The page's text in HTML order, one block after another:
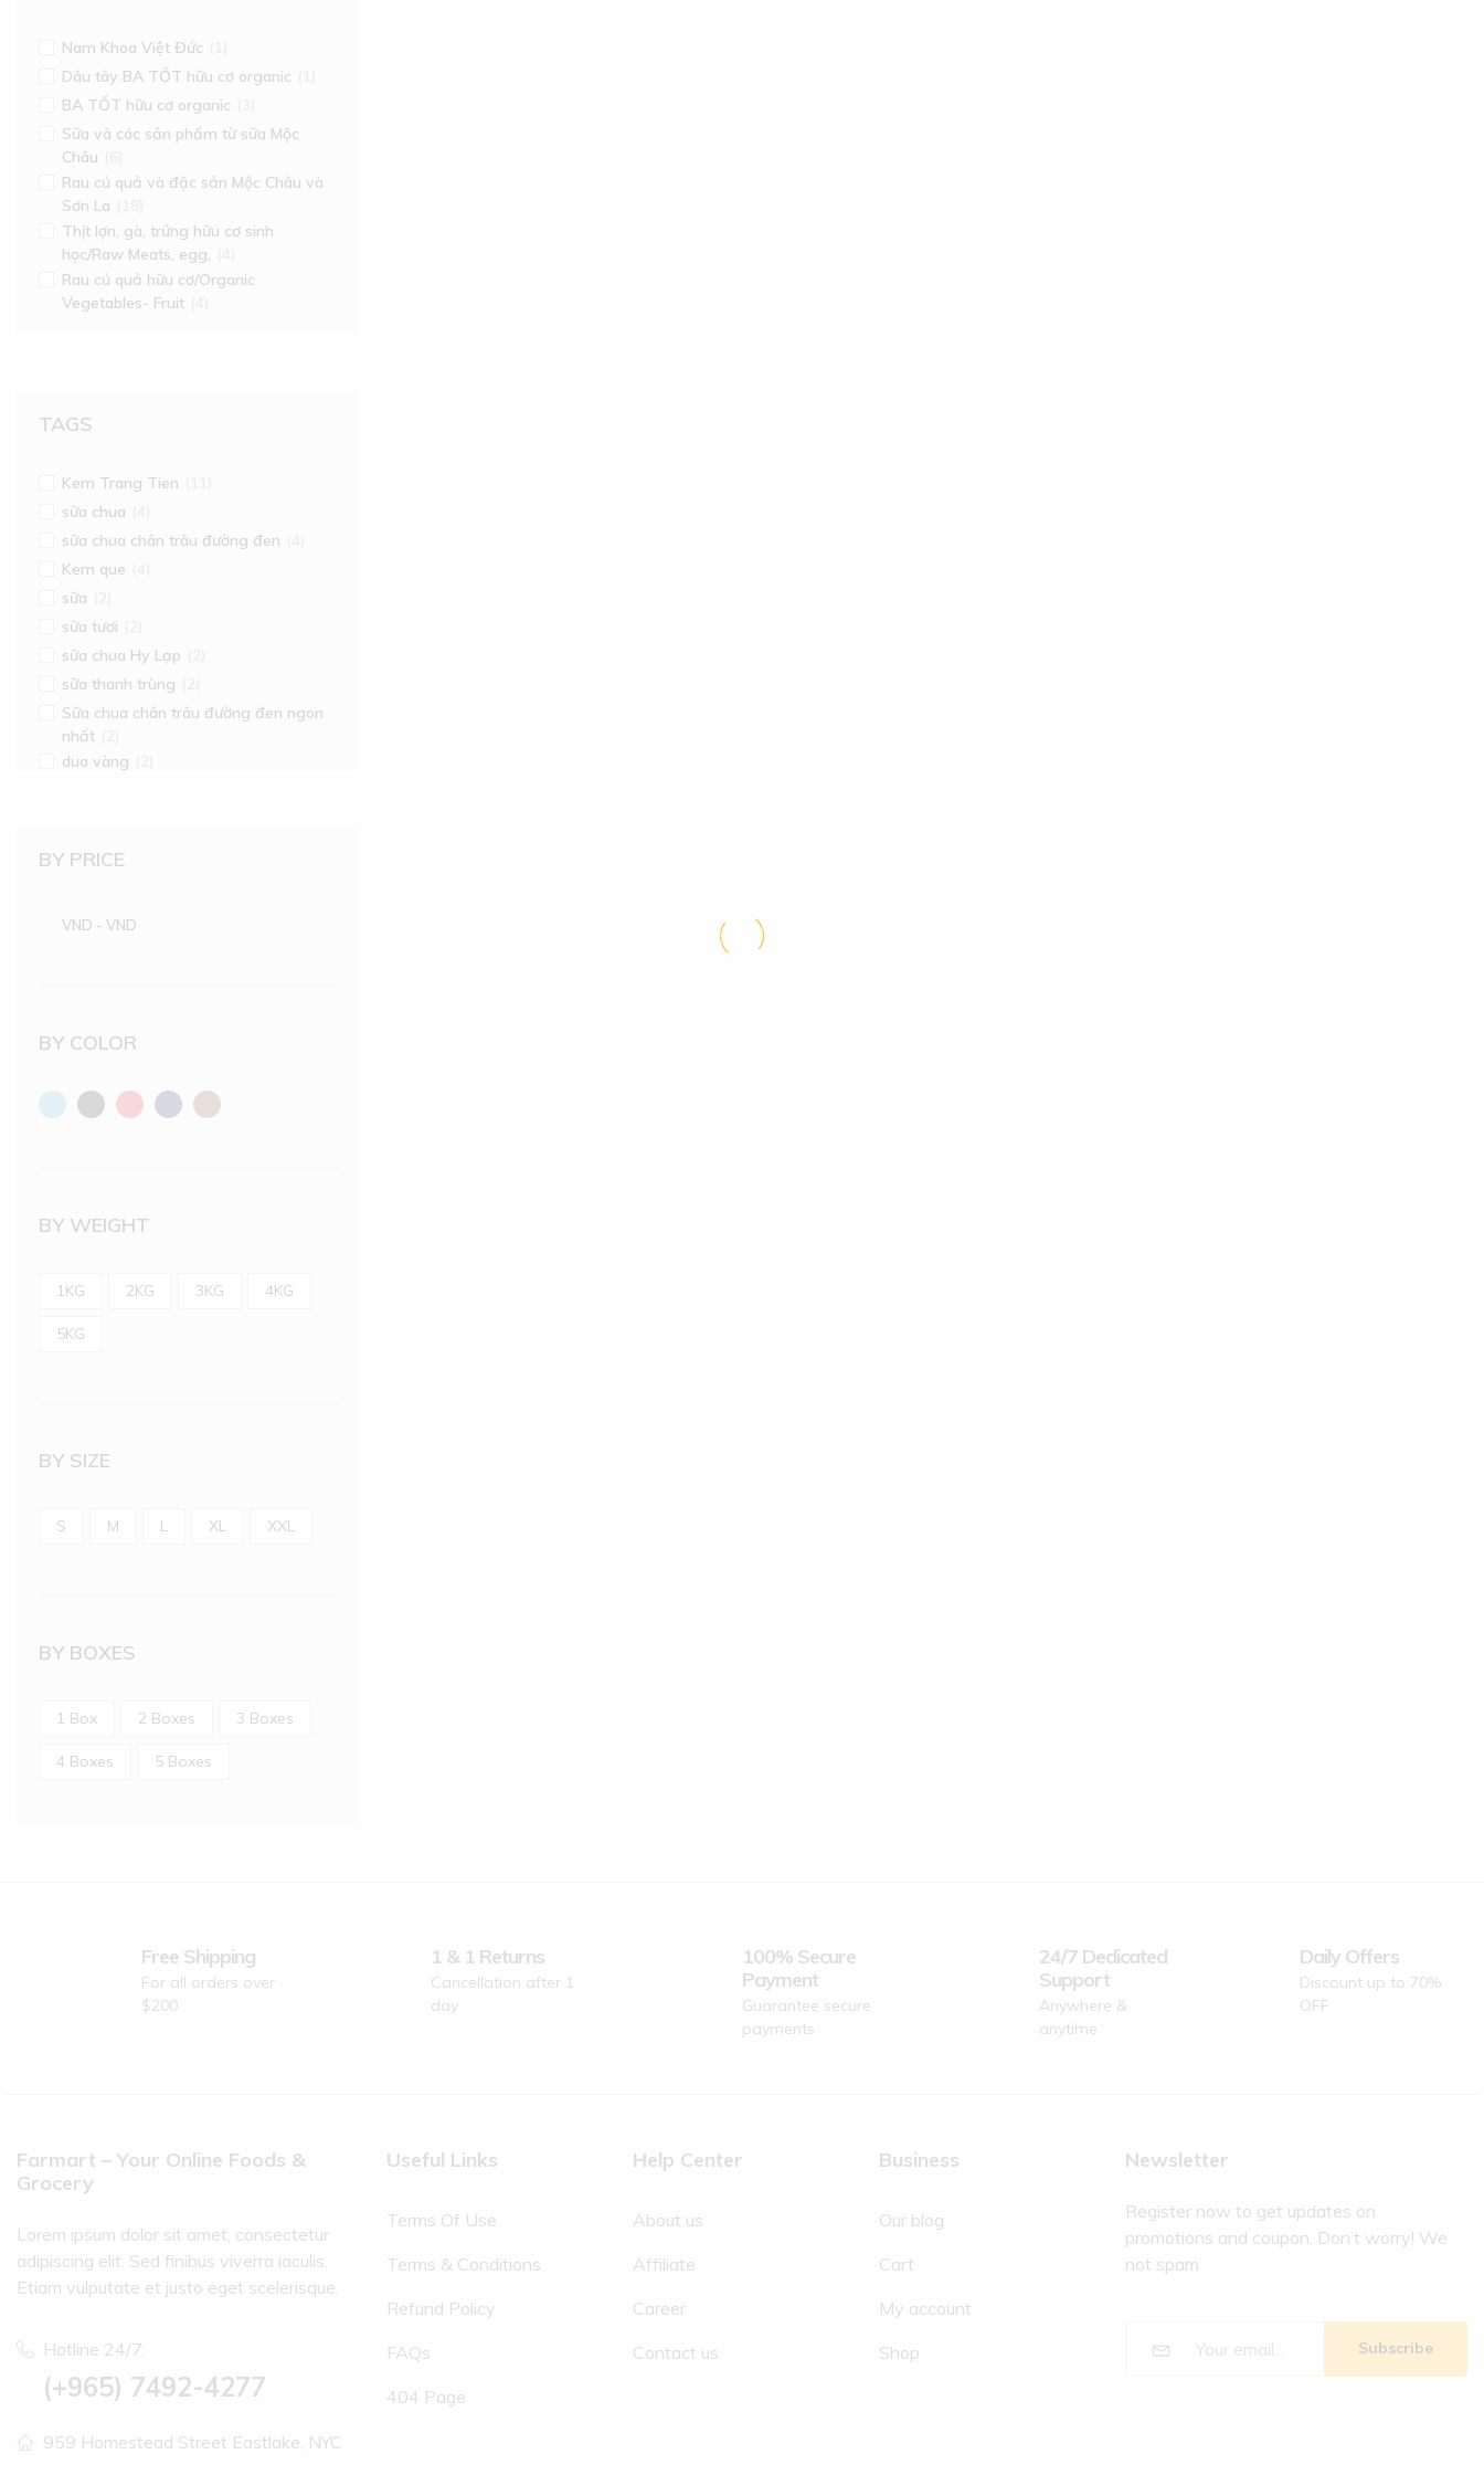
Nam Khoa Việt Đức
Dâu tây BA TỐT hữu cơ organic
BA TỐT hữu cơ organic
Sữa và các sản phẩm từ sữa Mộc
Châu
Rau củ quả và đặc sản Mộc Châu và
Sơn La
Thịt lợn, gà, trứng hữu cơ sinh
học/Raw Meats, egg,
Rau củ quả hữu cơ/Organic
Vegetables- Fruit
TAGS
Kem Trang Tien
sữa chua
sữa chua chân trâu đường đen
Kem que
sữa
sữa tươi
sữa chua Hy Lạp
sữa thanh trùng
Sữa chua chân trâu đường đen ngon
nhất
dua vàng
BY PRICE
VND - VND
BY COLOR
BY WEIGHT
1KG 2KG 3KG 4KG
5KG
BY SIZE
S M L XL XXL
BY BOXES
1 Box 2 Boxes 3 Boxes
4 Boxes 5 Boxes
Free Shipping
For all orders over
$200
1 & 1 Returns
Cancellation after 1
day
100% Secure
Payment
Guarantee secure
payments
24/7 Dedicated
Support
Anywhere &
anytime
Daily Offers
Discount up to 70%
OFF
Farmart – Your Online Foods &
Grocery
Lorem ipsum dolor sit amet, consectetur
adipiscing elit. Sed finibus viverra iaculis.
Etiam vulputate et justo eget scelerisque.
Hotline 24/7:
(+965) 7492-4277
959 Homestead Street Eastlake, NYC
Useful Links
Terms Of Use
Terms & Conditions
Refund Policy
FAQs
404 Page
Help Center
About us
Affiliate
Career
Contact us
Business
Our blog
Cart
My account
Shop
Newsletter
Register now to get updates on
promotions and coupon. Don’t worry! We
not spam
Subscribe